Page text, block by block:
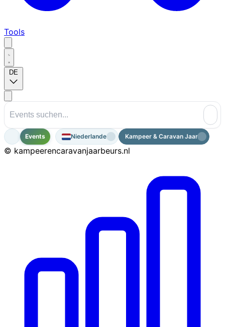
Tools
DE
Events Niederlande Kampeer & Caravan Jaarbeurs
© kampeerencaravanjaarbeurs.nl